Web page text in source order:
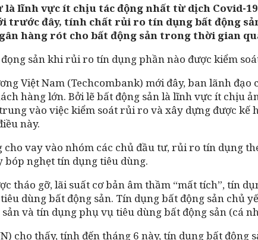
lĩnh vực ít chịu tác động nhất từ dịch Covid-
trước đây, tính chất rủi ro tín dụng bất động
hàng rót cho bất động sản trong thời gian
sản khi rủi ro tín dụng phần nào được kiểm
Việt Nam (Techcombank) mới đây, ban lãnh
hàng lớn. Bởi lẽ bất động sản là lĩnh vực ít chịu
vào việc kiểm soát rủi ro và xây dựng được
này.
vay vào nhóm các chủ đầu tư, rủi ro tín dụng
bóp nghẹt tín dụng tiêu dùng.
tháo gỡ, lãi suất cơ bản âm thầm “mất tích”, tín
dùng bất động sản. Tín dụng bất động sản chủ
và tín dụng phụ vụ tiêu dùng bất động sản (cá
cho thấy, tính đến tháng 6 này, tín dụng bất